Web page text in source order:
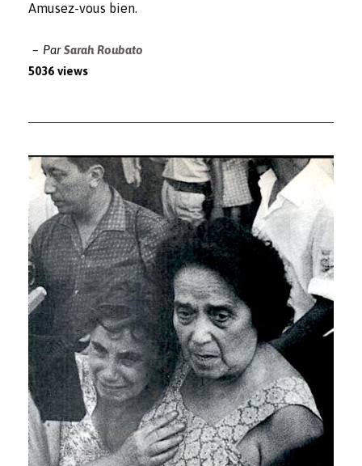
Amusez-vous bien.
ParSarah Roubato
5036 views